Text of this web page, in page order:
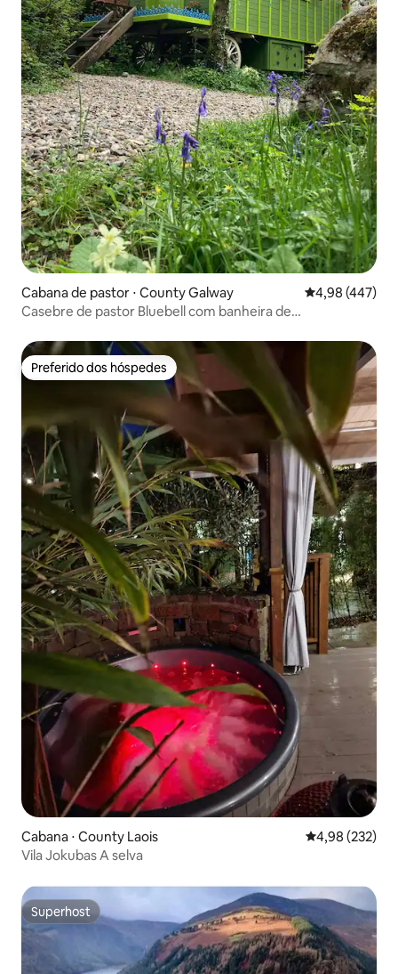
Cabana de pastor ⋅ County Galway 4,98 de uma
4,98 (447)
Casebre de pastor Bluebell com banheira de
Preferido dos hóspedes
Preferido dos hóspedes
Cabana ⋅ County Laois 4,98 de uma
4,98 (232)
Vila Jokubas A selva
Superhost
Superhost